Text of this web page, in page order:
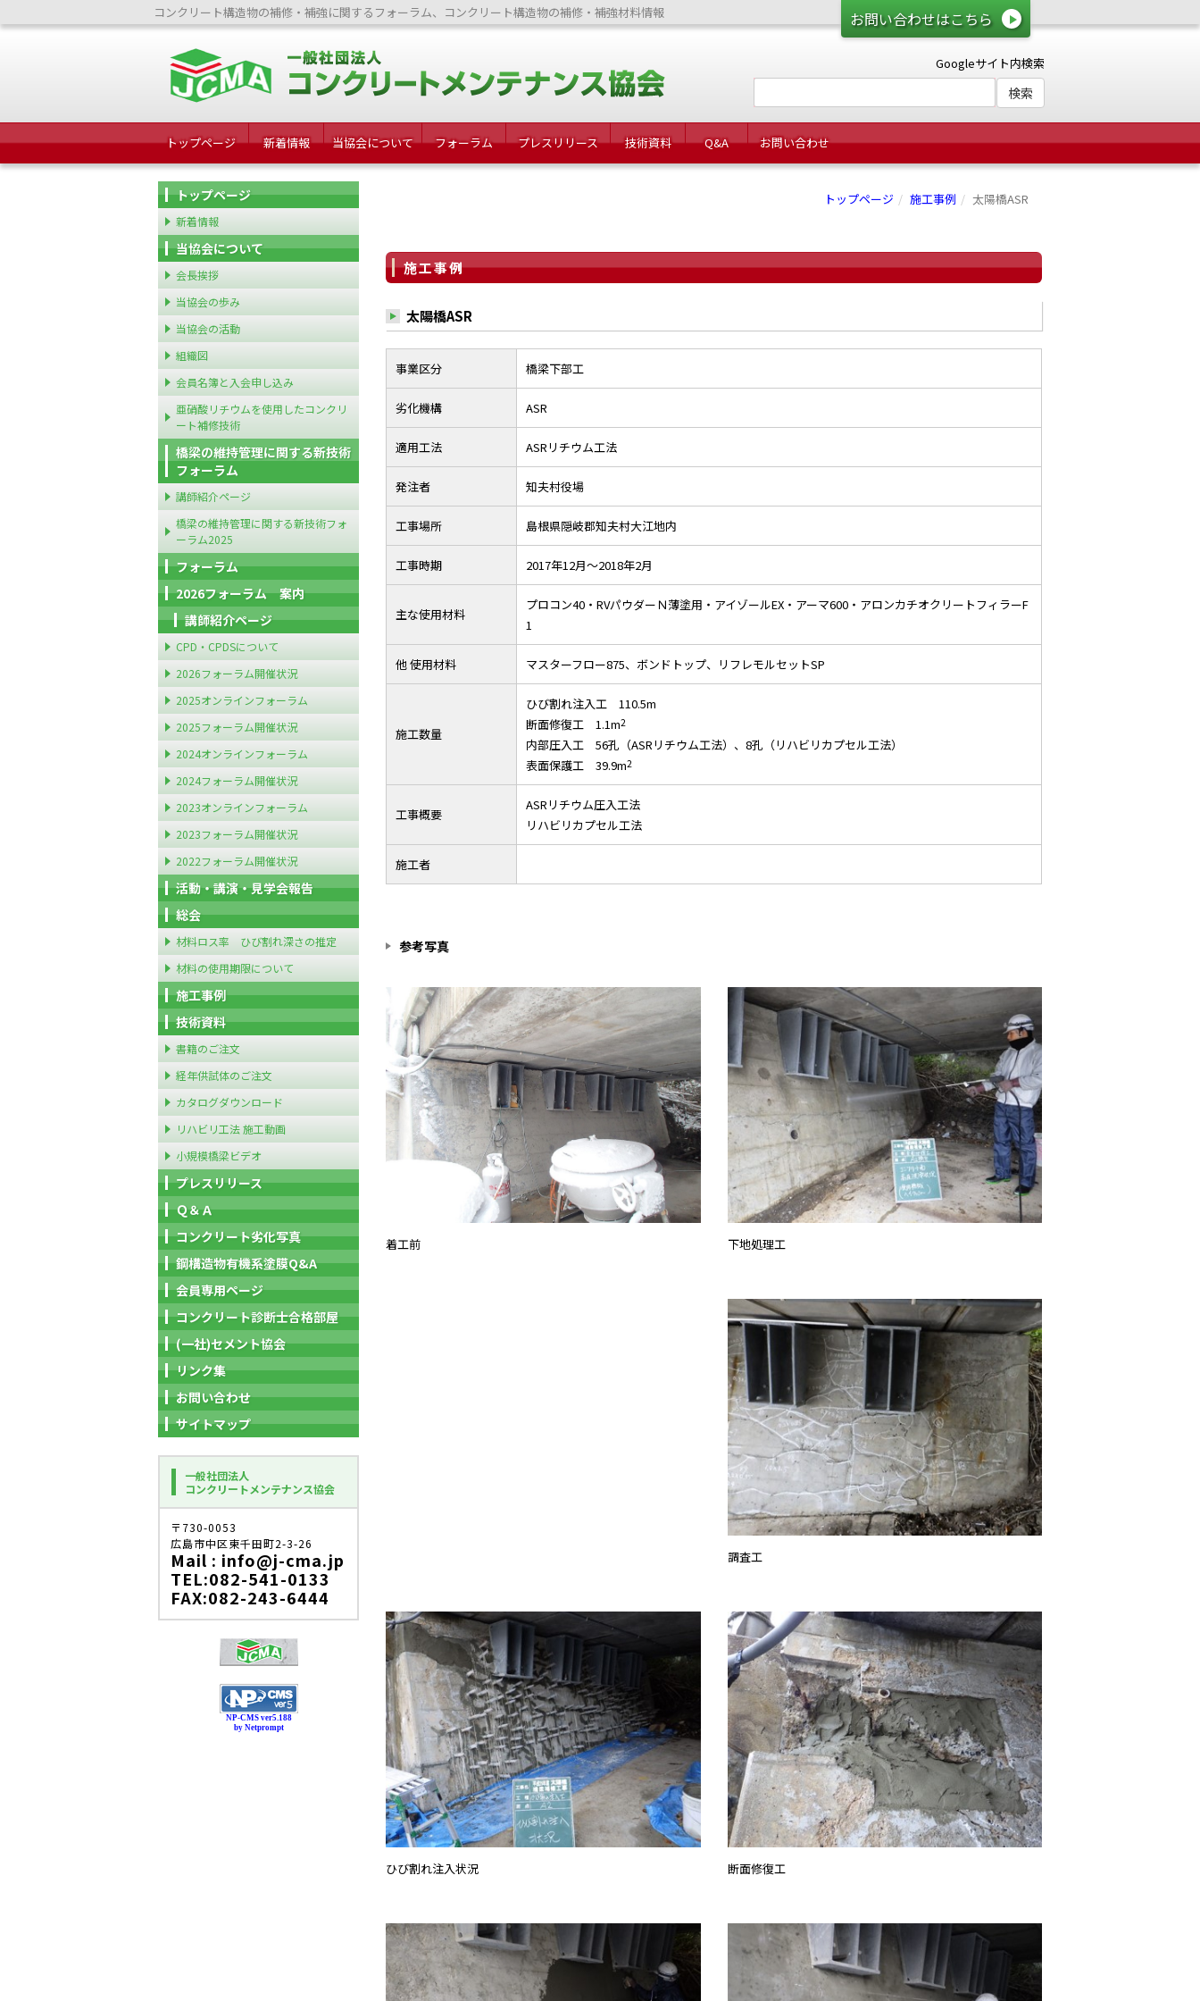
お問い合わせはこちら
コンクリート構造物の補修・補強に関するフォーラム、コンクリート構造物の補修・補強材料情報
Googleサイト内検索
トップページ 新着情報 当協会について フォーラム プレスリリース 技術資料 Q&A お問い合わせ
トップページ 施工事例 太陽橋ASR
施工事例
太陽橋ASR
事業区分 橋梁下部工
劣化機構 ASR
適用工法 ASRリチウム工法
発注者 知夫村役場
工事場所 島根県隠岐郡知夫村大江地内
工事時期 2017年12月～2018年2月
主な使用材料
プロコン40・RVパウダーＮ薄塗用・アイゾールEX・アーマ600・アロンカチオクリートフィラーF
1
他 使用材料 マスターフロー875、ボンドトップ、リフレモルセットSP
施工数量
ひび割れ注入工 110.5m
断面修復工 1.1m2
内部圧入工 56孔（ASRリチウム工法）、8孔（リハビリカプセル工法）
表面保護工 39.9m2
工事概要
ASRリチウム圧入工法
リハビリカプセル工法
施工者
参考写真
着工前 下地処理工
調査工
ひび割れ注入状況 断面修復工
トップページ
新着情報
当協会について
会長挨拶
当協会の歩み
当協会の活動
組織図
会員名簿と入会申し込み
亜硝酸リチウムを使用したコンクリ
ート補修技術
橋梁の維持管理に関する新技術
フォーラム
講師紹介ページ
橋梁の維持管理に関する新技術フォ
ーラム2025
フォーラム
2026フォーラム 案内
講師紹介ページ
CPD・CPDSについて
2026フォーラム開催状況
2025オンラインフォーラム
2025フォーラム開催状況
2024オンラインフォーラム
2024フォーラム開催状況
2023オンラインフォーラム
2023フォーラム開催状況
2022フォーラム開催状況
活動・講演・見学会報告
総会
材料ロス率 ひび割れ深さの推定
材料の使用期限について
施工事例
技術資料
書籍のご注文
経年供試体のご注文
カタログダウンロード
リハビリ工法 施工動画
小規模橋梁ビデオ
プレスリリース
Ｑ＆Ａ
コンクリート劣化写真
鋼構造物有機系塗膜Q&A
会員専用ページ
コンクリート診断士合格部屋
(一社)セメント協会
リンク集
お問い合わせ
サイトマップ
一般社団法人
コンクリートメンテナンス協会
〒730-0053
広島市中区東千田町2-3-26
Mail : info@j-cma.jp
TEL:082-541-0133
FAX:082-243-6444
NP-CMS ver5.188
by Netprompt